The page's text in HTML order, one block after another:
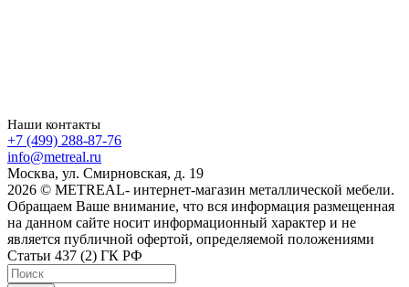
Наши контакты
+7 (499) 288-87-76
info@metreal.ru
Москва, ул. Смирновская, д. 19
2026 © METREAL- интернет-магазин металлической мебели.
Обращаем Ваше внимание, что вся информация размещенная
на данном сайте носит информационный характер и не
является публичной офертой, определяемой положениями
Статьи 437 (2) ГК РФ